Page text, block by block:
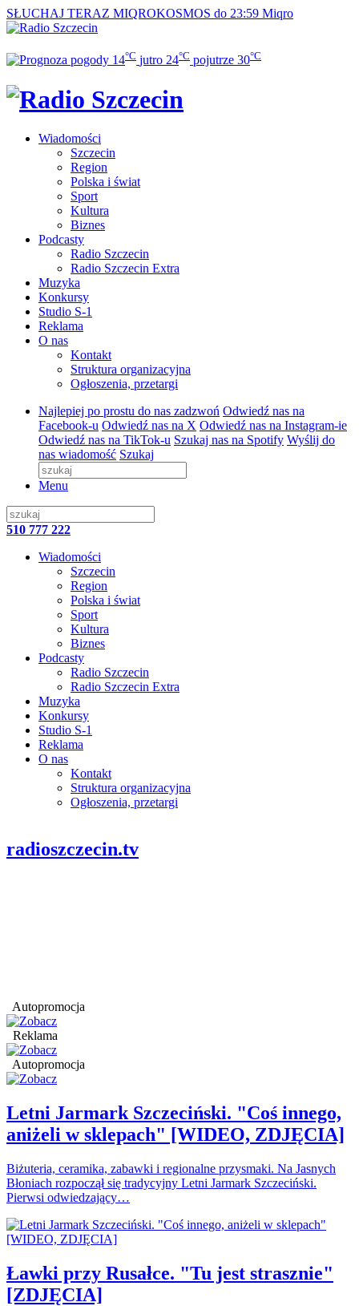
SŁUCHAJ TERAZ MIQROKOSMOS do 23:59 Miqro
14°C jutro 24°C pojutrze 30°C
Wiadomości
Szczecin
Region
Polska i świat
Sport
Kultura
Biznes
Podcasty
Radio Szczecin
Radio Szczecin Extra
Muzyka
Konkursy
Studio S-1
Reklama
O nas
Kontakt
Struktura organizacyjna
Ogłoszenia, przetargi
Najlepiej po prostu do nas zadzwoń Odwiedź nas na
Facebook-u Odwiedź nas na X Odwiedź nas na Instagram-ie
Odwiedź nas na TikTok-u Szukaj nas na Spotify Wyślij do
nas wiadomość Szukaj
Menu
510 777 222
Wiadomości
Szczecin
Region
Polska i świat
Sport
Kultura
Biznes
Podcasty
Radio Szczecin
Radio Szczecin Extra
Muzyka
Konkursy
Studio S-1
Reklama
O nas
Kontakt
Struktura organizacyjna
Ogłoszenia, przetargi
radioszczecin.tv
Autopromocja
Reklama
Autopromocja
Letni Jarmark Szczeciński. "Coś innego,
aniżeli w sklepach" [WIDEO, ZDJĘCIA]
Biżuteria, ceramika, zabawki i regionalne przysmaki. Na Jasnych
Błoniach rozpoczął się tradycyjny Letni Jarmark Szczeciński.
Pierwsi odwiedzający…
Ławki przy Rusałce. "Tu jest strasznie"
[ZDJĘCIA]